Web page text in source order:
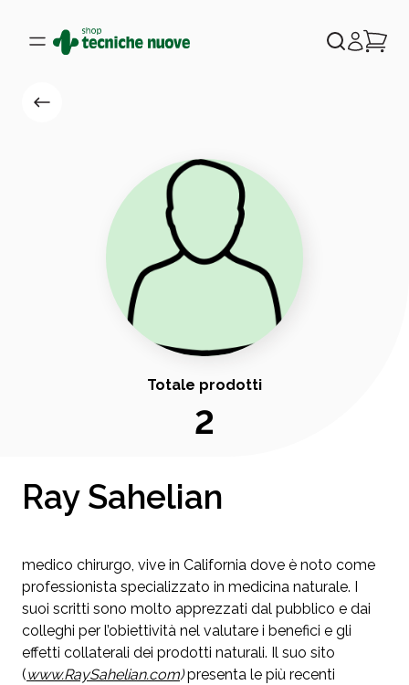
Totale prodotti
2
Ray Sahelian
medico chirurgo, vive in California dove è noto come
professionista specializzato in medicina naturale. I
suoi scritti sono molto apprezzati dal pubblico e dai
colleghi per l’obiettività nel valutare i benefici e gli
effetti collaterali dei prodotti naturali. Il suo sito
(www.RaySahelian.com)presenta le più recenti